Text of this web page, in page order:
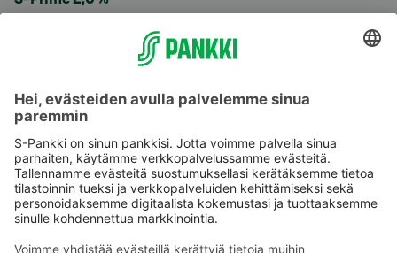
Käyttöehdot